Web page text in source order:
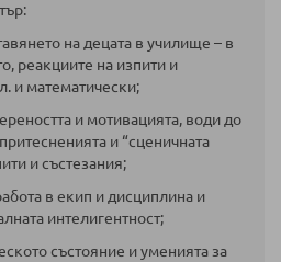
на децата в училище – в
реакциите на изпити и
и математически;
и мотивацията, води до
и “сценичната
и състезания;
в екип и дисциплина и
интелигентност;
състояние и уменията за